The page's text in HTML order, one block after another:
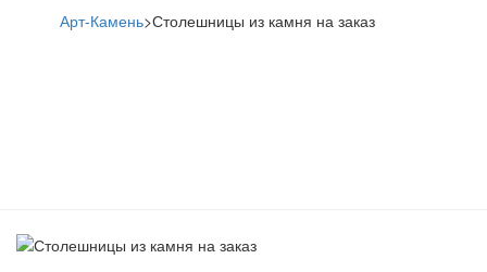
Арт-Камень>Столешницы из камня на заказ